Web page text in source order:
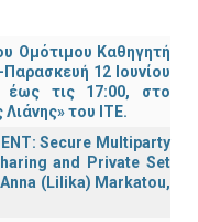
Ομότιμου Καθηγητή
12 Ιουνίου
έως τις 17:00, στο
του ΙΤΕ.
Secure Multiparty
and Private Set
(Lilika) Markatou,